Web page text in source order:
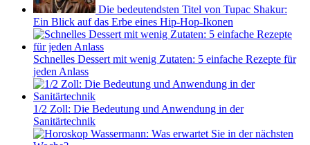
Die bedeutendsten Titel von Tupac Shakur:
Ein Blick auf das Erbe eines Hip-Hop-Ikonen
Schnelles Dessert mit wenig Zutaten: 5 einfache Rezepte für
jeden Anlass
1/2 Zoll: Die Bedeutung und Anwendung in der
Sanitärtechnik